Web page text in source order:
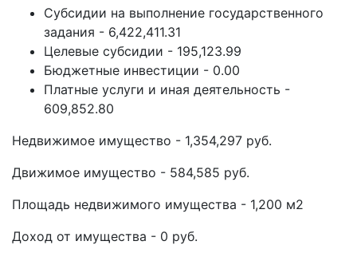
Субсидии на выполнение государственного
задания - 6,422,411.31
Целевые субсидии - 195,123.99
Бюджетные инвестиции - 0.00
Платные услуги и иная деятельность -
609,852.80
Недвижимое имущество - 1,354,297 руб.
Движимое имущество - 584,585 руб.
Площадь недвижимого имущества - 1,200 м2
Доход от имущества - 0 руб.